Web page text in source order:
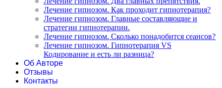
Лечение гипнозом. Как проходит гипнотерапия?
Лечение гипнозом. Главные составляющие и
стратегии гипнотерапии.
Лечение гипнозом. Сколько понадобится сеансов?
Лечение гипнозом. Гипнотерапия VS
Кодирование и есть ли разница?
Об Авторе
Отзывы
Контакты